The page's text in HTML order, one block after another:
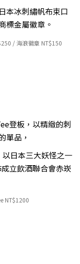
本冰刺繡帆布束口
標金屬徽章。
0 / 海浪徽章 NT$150
登板，以精緻的刺
單品，
日本三大妖怪之一
立飲酒聯合會赤崁
NT$1200